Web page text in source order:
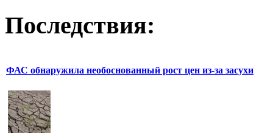
Последствия:
ФАС обнаружила необоснованный рост цен из-за засухи